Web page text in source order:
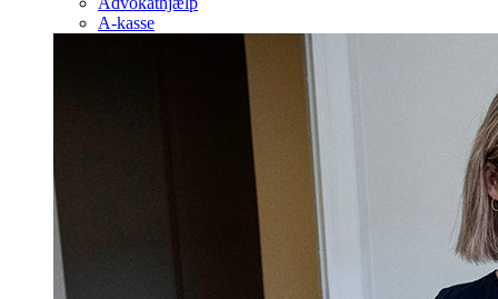
A-kasse